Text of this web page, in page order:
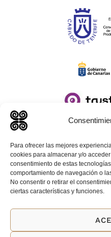
Para ofrecer las mejores
cookies para almacenar y/o
consentimiento de estas
comportamiento de navegación o
No consentir o retirar el
ciertas características y funciones.
FORMULARIO Y